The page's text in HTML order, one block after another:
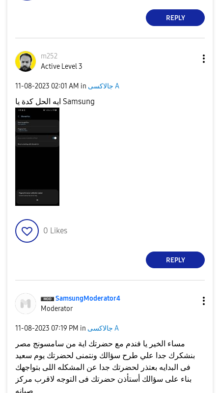
REPLY
m252
Active Level 3
‎11-08-2023 02:01 AM in جالاكسى A
ايه الحل كدة يا Samsung
0 Likes
REPLY
SamsungModerator4
Moderator
‎11-08-2023 07:19 PM in جالاكسى A
مساء الخير يا فندم مع حضرتك اية من سامسونج مصر
بنشكرك جدا علي طرح سؤالك ونتمنى لحضرتك يوم سعيد
فى البدايه بعتذر لحضرتك جدا عن المشكله اللى بتواجهك
بناء على سؤالك أستأذن حضرتك فى التوجه لاقرب مركز